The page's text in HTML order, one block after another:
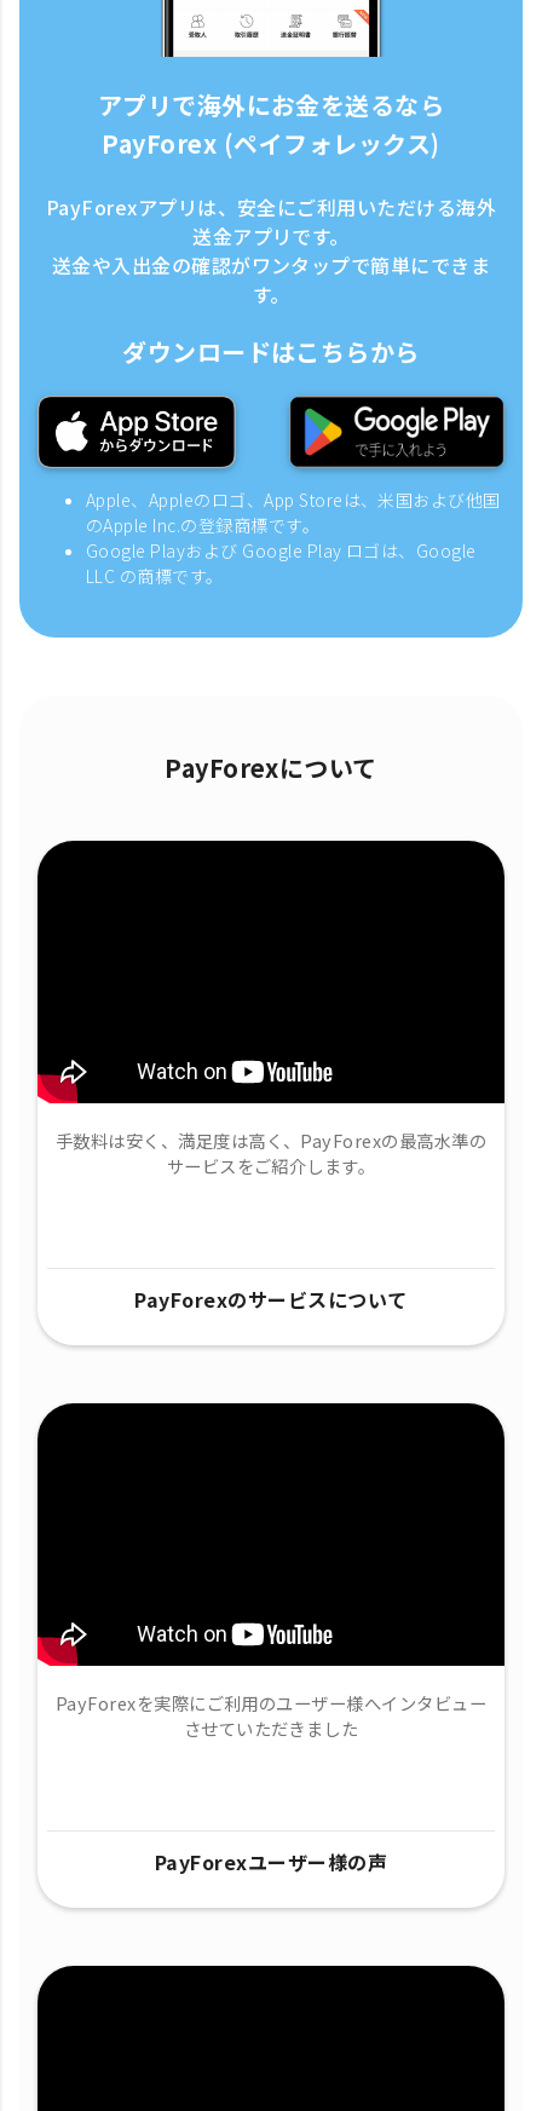
アプリで海外にお金を送るなら
PayForex (ペイフォレックス)
PayForexアプリは、安全にご利用いただける海外
送金アプリです。
送金や入出金の確認がワンタップで簡単にできま
す。
ダウンロードはこちらから
Apple、Appleのロゴ、App Storeは、米国および他国
のApple Inc.の登録商標です。
Google Playおよび Google Play ロゴは、Google
LLC の商標です。
PayForexについて
手数料は安く、満足度は高く、PayForexの最高水準の
サービスをご紹介します。
PayForexのサービスについて
PayForexを実際にご利用のユーザー様へインタビュー
させていただきました
PayForexユーザー様の声​